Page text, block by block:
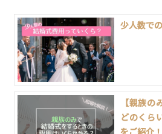
少人数で
【親族
どのくら